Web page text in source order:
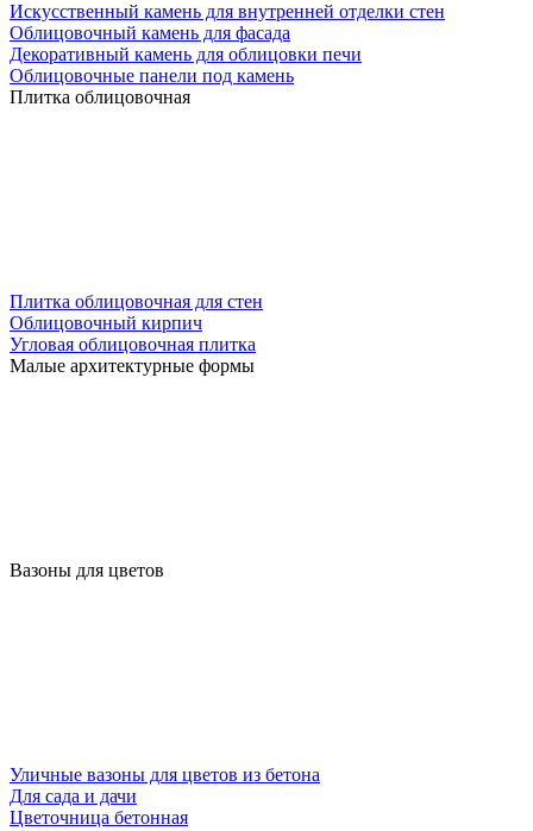
Искусственный камень для внутренней отделки стен
Облицовочный камень для фасада
Декоративный камень для облицовки печи
Облицовочные панели под камень
Плитка облицовочная
Плитка облицовочная для стен
Облицовочный кирпич
Угловая облицовочная плитка
Малые архитектурные формы
Вазоны для цветов
Уличные вазоны для цветов из бетона
Для сада и дачи
Цветочница бетонная